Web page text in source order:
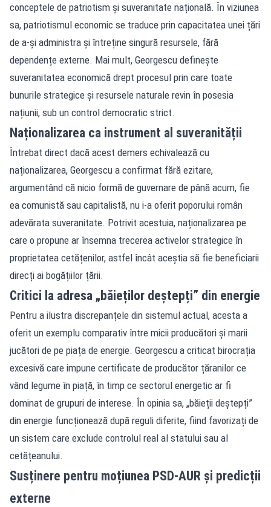
conceptele de patriotism și suveranitate națională. În viziunea
sa, patriotismul economic se traduce prin capacitatea unei țări
de a-și administra și întreține singură resursele, fără
dependențe externe. Mai mult, Georgescu definește
suveranitatea economică drept procesul prin care toate
bunurile strategice și resursele naturale revin în posesia
națiunii, sub un control democratic strict.
Naționalizarea ca instrument al suveranității
Întrebat direct dacă acest demers echivalează cu
naționalizarea, Georgescu a confirmat fără ezitare,
argumentând că nicio formă de guvernare de până acum, fie
ea comunistă sau capitalistă, nu i-a oferit poporului român
adevărata suveranitate. Potrivit acestuia, naționalizarea pe
care o propune ar însemna trecerea activelor strategice în
proprietatea cetățenilor, astfel încât aceștia să fie beneficiarii
direcți ai bogățiilor țării.
Critici la adresa „băieților deștepți” din energie
Pentru a ilustra discrepanțele din sistemul actual, acesta a
oferit un exemplu comparativ între micii producători și marii
jucători de pe piața de energie. Georgescu a criticat birocrația
excesivă care impune certificate de producător țăranilor ce
vând legume în piață, în timp ce sectorul energetic ar fi
dominat de grupuri de interese. În opinia sa, „băieții deștepți”
din energie funcționează după reguli diferite, fiind favorizați de
un sistem care exclude controlul real al statului sau al
cetățeanului.
Susținere pentru moțiunea PSD-AUR și predicții
externe